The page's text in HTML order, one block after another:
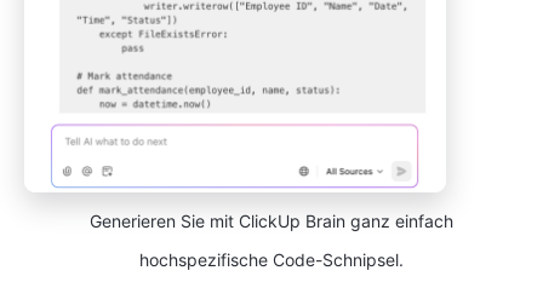
Generieren Sie mit ClickUp Brain ganz einfach
hochspezifische Code-Schnipsel.